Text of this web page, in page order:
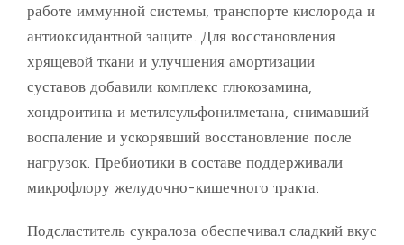
работе иммунной системы, транспорте кислорода и
антиоксидантной защите. Для восстановления
хрящевой ткани и улучшения амортизации
суставов добавили комплекс глюкозамина,
хондроитина и метилсульфонилметана, снимавший
воспаление и ускорявший восстановление после
нагрузок. Пребиотики в составе поддерживали
микрофлору желудочно-кишечного тракта.
Подсластитель сукралоза обеспечивал сладкий вкус